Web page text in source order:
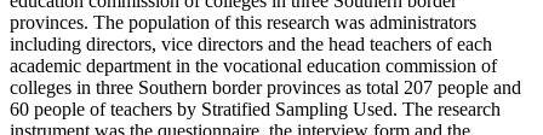
provinces. The population of this research was administrators
including directors, vice directors and the head teachers of each
academic department in the vocational education commission of
colleges in three Southern border provinces as total 207 people and
60 people of teachers by Stratified Sampling Used. The research